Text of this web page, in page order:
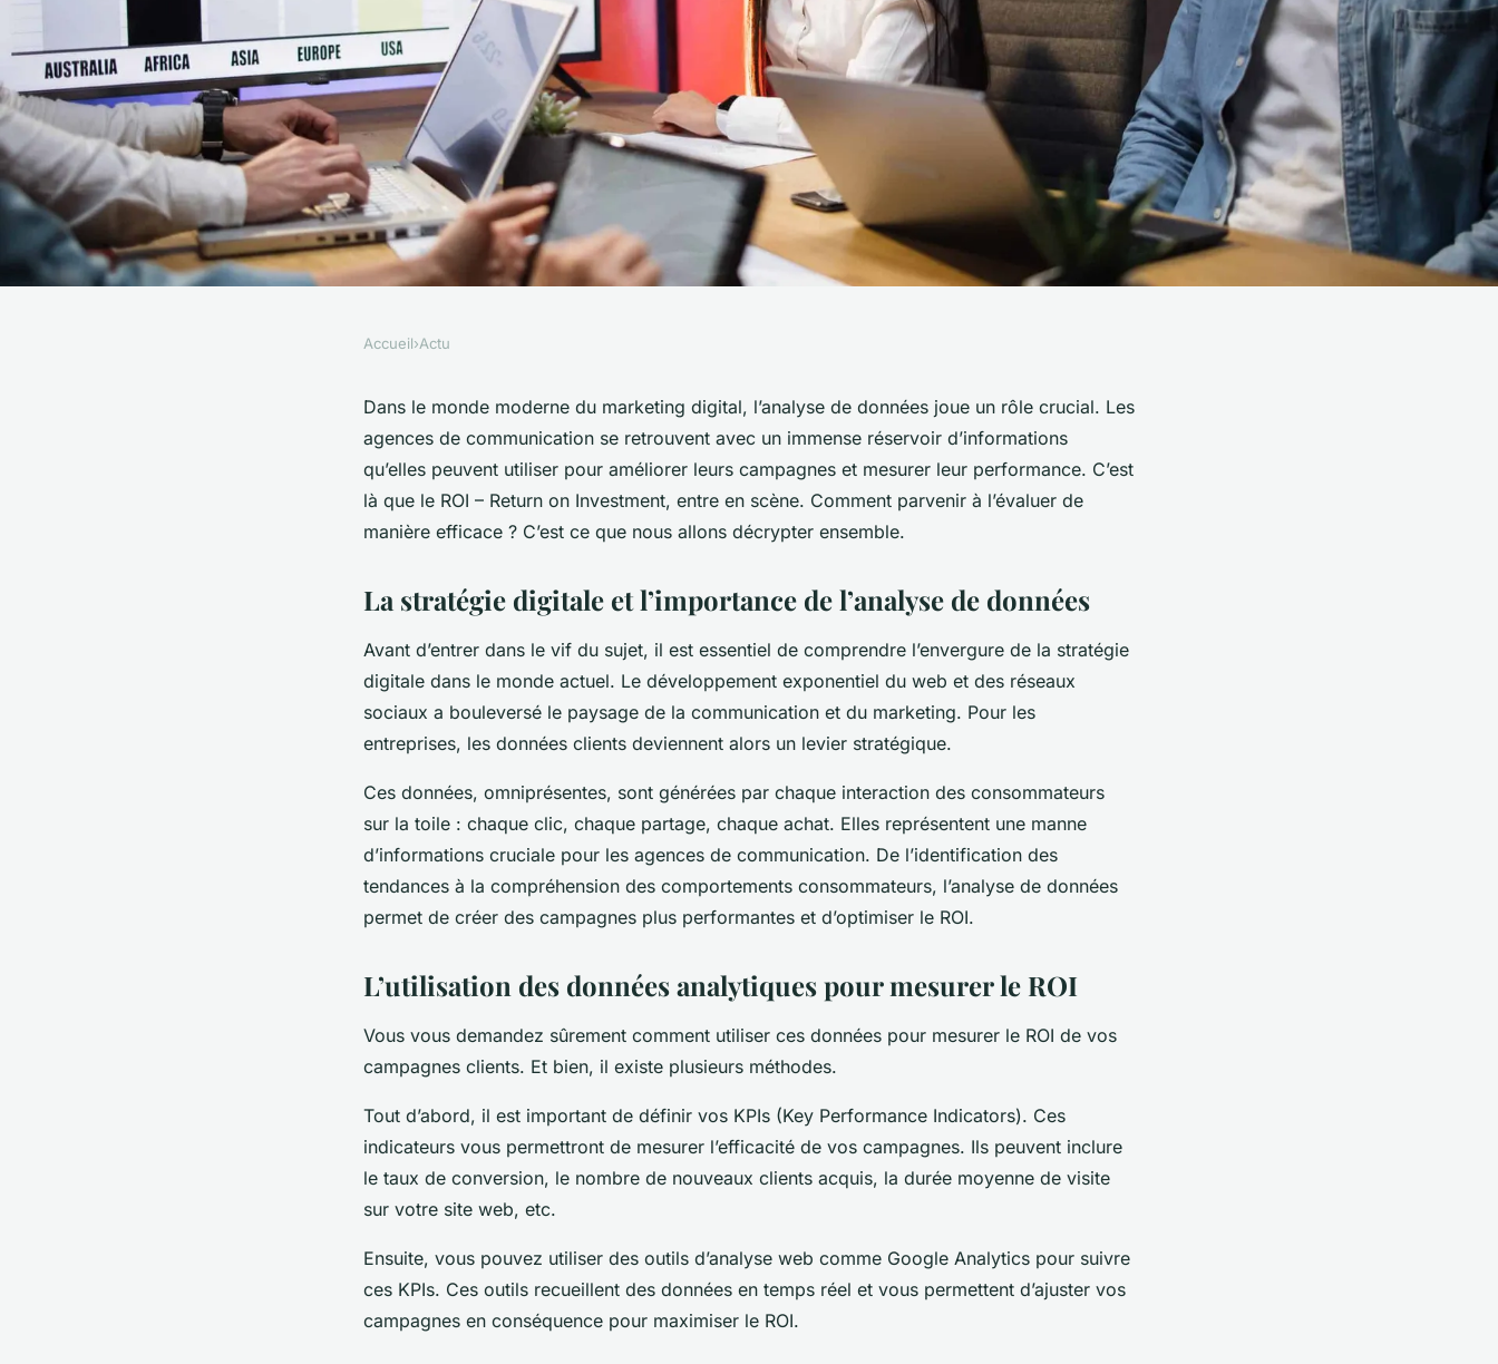
Comment les agences de
communication peuvent-elles utiliser
les données analytiques pour mesurer
le ROI des campagnes clients ?
Accueil›Actu
Dans le monde moderne du marketing digital, l’analyse de données joue un rôle crucial. Les
agences de communication se retrouvent avec un immense réservoir d’informations
qu’elles peuvent utiliser pour améliorer leurs campagnes et mesurer leur performance. C’est
là que le ROI – Return on Investment, entre en scène. Comment parvenir à l’évaluer de
manière efficace ? C’est ce que nous allons décrypter ensemble.
La stratégie digitale et l’importance de l’analyse de données
Avant d’entrer dans le vif du sujet, il est essentiel de comprendre l’envergure de la stratégie
digitale dans le monde actuel. Le développement exponentiel du web et des réseaux
sociaux a bouleversé le paysage de la communication et du marketing. Pour les
entreprises, les données clients deviennent alors un levier stratégique.
Ces données, omniprésentes, sont générées par chaque interaction des consommateurs
sur la toile : chaque clic, chaque partage, chaque achat. Elles représentent une manne
d’informations cruciale pour les agences de communication. De l’identification des
tendances à la compréhension des comportements consommateurs, l’analyse de données
permet de créer des campagnes plus performantes et d’optimiser le ROI.
L’utilisation des données analytiques pour mesurer le ROI
Vous vous demandez sûrement comment utiliser ces données pour mesurer le ROI de vos
campagnes clients. Et bien, il existe plusieurs méthodes.
Tout d’abord, il est important de définir vos KPIs (Key Performance Indicators). Ces
indicateurs vous permettront de mesurer l’efficacité de vos campagnes. Ils peuvent inclure
le taux de conversion, le nombre de nouveaux clients acquis, la durée moyenne de visite
sur votre site web, etc.
Ensuite, vous pouvez utiliser des outils d’analyse web comme Google Analytics pour suivre
ces KPIs. Ces outils recueillent des données en temps réel et vous permettent d’ajuster vos
campagnes en conséquence pour maximiser le ROI.